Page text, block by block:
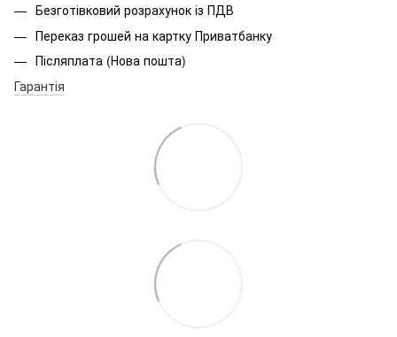
Безготівковий розрахунок із ПДВ
Переказ грошей на картку Приватбанку
Післяплата (Нова пошта)
Гарантія